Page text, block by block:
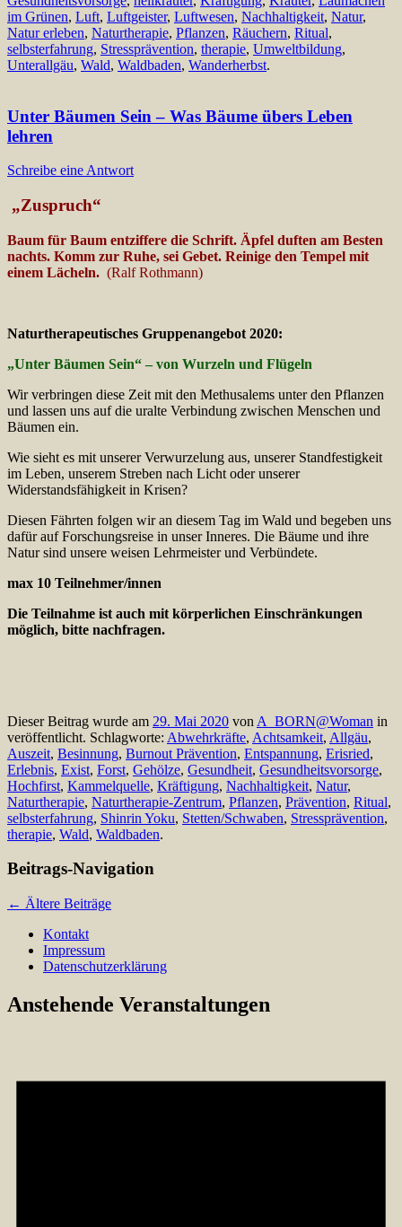
im Grünen, Luft, Luftgeister, Luftwesen, Nachhaltigkeit, Natur,
Natur erleben, Naturtherapie, Pflanzen, Räuchern, Ritual,
selbsterfahrung, Stressprävention, therapie, Umweltbildung,
Unterallgäu, Wald, Waldbaden, Wanderherbst.
Unter Bäumen Sein – Was Bäume übers Leben
lehren
Schreibe eine Antwort
„Zuspruch“
Baum für Baum entziffere die Schrift. Äpfel duften am Besten
nachts. Komm zur Ruhe, sei Gebet. Reinige den Tempel mit
einem Lächeln. (Ralf Rothmann)
Naturtherapeutisches Gruppenangebot 2020:
„Unter Bäumen Sein“ – von Wurzeln und Flügeln
Wir verbringen diese Zeit mit den Methusalems unter den Pflanzen
und lassen uns auf die uralte Verbindung zwischen Menschen und
Bäumen ein.
Wie sieht es mit unserer Verwurzelung aus, unserer Standfestigkeit
im Leben, unserem Streben nach Licht oder unserer
Widerstandsfähigkeit in Krisen?
Diesen Fährten folgen wir an diesem Tag im Wald und begeben uns
dafür auf Forschungsreise in unser Inneres. Die Bäume und ihre
Natur sind unsere weisen Lehrmeister und Verbündete.
max 10 Teilnehmer/innen
Die Teilnahme ist auch mit körperlichen Einschränkungen
möglich, bitte nachfragen.
Dieser Beitrag wurde am 29. Mai 2020 von A_BORN@Woman in
veröffentlicht. Schlagworte: Abwehrkräfte, Achtsamkeit, Allgäu,
Auszeit, Besinnung, Burnout Prävention, Entspannung, Erisried,
Erlebnis, Exist, Forst, Gehölze, Gesundheit, Gesundheitsvorsorge,
Hochfirst, Kammelquelle, Kräftigung, Nachhaltigkeit, Natur,
Naturtherapie, Naturtherapie-Zentrum, Pflanzen, Prävention, Ritual,
selbsterfahrung, Shinrin Yoku, Stetten/Schwaben, Stressprävention,
therapie, Wald, Waldbaden.
Beitrags-Navigation
← Ältere Beiträge
Kontakt
Impressum
Datenschutzerklärung
Anstehende Veranstaltungen